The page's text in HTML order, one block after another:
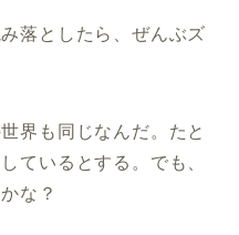
落としたら、ぜんぶズ
界も同じなんだ。たと
ているとする。でも、
な？